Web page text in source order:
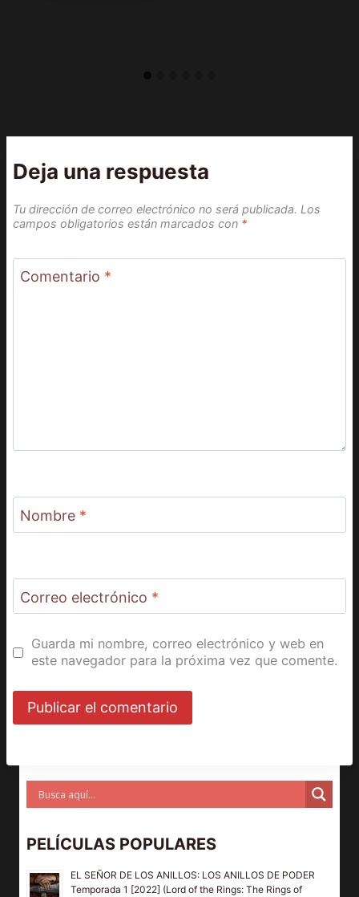
Deja una respuesta
Tu dirección de correo electrónico no será publicada. Los
campos obligatorios están marcados con *
Comentario *
Nombre *
Correo electrónico *
Guarda mi nombre, correo electrónico y web en
este navegador para la próxima vez que comente.
PELÍCULAS POPULARES
EL SEÑOR DE LOS ANILLOS: LOS ANILLOS DE PODER
Temporada 1 [2022] (Lord of the Rings: The Rings of